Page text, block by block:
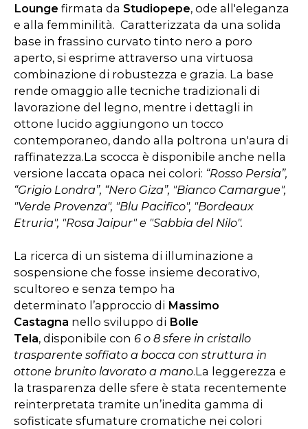
Lounge firmata da Studiopepe, ode all'eleganza
e alla femminilità. Caratterizzata da una solida
base in frassino curvato tinto nero a poro
aperto, si esprime attraverso una virtuosa
combinazione di robustezza e grazia. La base
rende omaggio alle tecniche tradizionali di
lavorazione del legno, mentre i dettagli in
ottone lucido aggiungono un tocco
contemporaneo, dando alla poltrona un'aura di
raffinatezza.La scocca è disponibile anche nella
versione laccata opaca nei colori: “Rosso Persia”,
“Grigio Londra”, “Nero Giza”, "Bianco Camargue",
"Verde Provenza", "Blu Pacifico", "Bordeaux
Etruria", "Rosa Jaipur" e "Sabbia del Nilo".
La ricerca di un sistema di illuminazione a
sospensione che fosse insieme decorativo,
scultoreo e senza tempo ha
determinato l’approccio di Massimo
Castagna nello sviluppo di Bolle
Tela, disponibile con 6 o 8 sfere in cristallo
trasparente soffiato a bocca con struttura in
ottone brunito lavorato a mano.La leggerezza e
la trasparenza delle sfere è stata recentemente
reinterpretata tramite un’inedita gamma di
sofisticate sfumature cromatiche nei colori